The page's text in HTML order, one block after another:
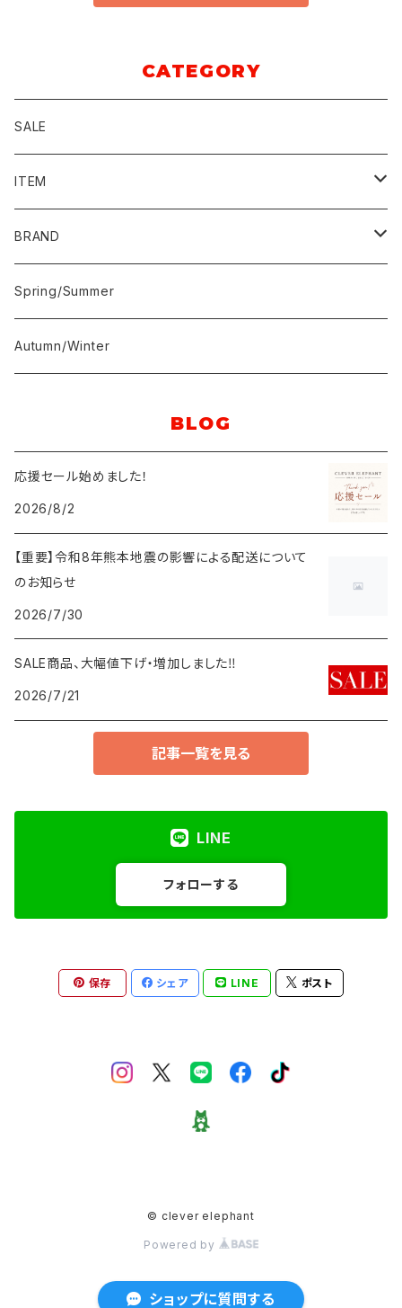
CATEGORY
SALE
ITEM
トップス
Tシャツ／カットソー
シャツ／ブラウス
アウター
ジャケット
ベスト
ボトム
スカート
サロペット／オールインワン
バッグ
シューズ
レギンス
アームウォーマー／手袋
帽子
バンダナ／ハンカチ
キッズ
BRAND
快晴堂
buoybuoy
bulle de savon
l’atelier du savon
iki
I am I in fact...
didizizi
Spring/Summer
Autumn/Winter
BLOG
応援セール始めました！
2026/8/2
【重要】令和8年熊本地震の影響による配送について
のお知らせ
2026/7/30
SALE商品、大幅値下げ・増加しました‼️
2026/7/21
記事一覧を見る
LINE
フォローする
保存 シェア LINE ポスト
© clever elephant
Powered by
ショップに質問する